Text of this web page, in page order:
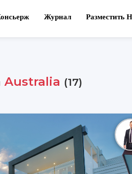
Журнал Разместить
Australia (17)